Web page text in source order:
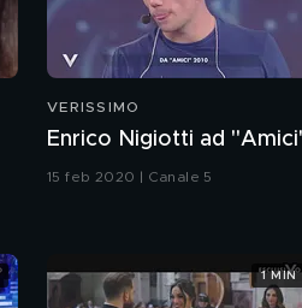
VERISSIMO
Enrico Nigiotti ad
15 feb 2020 | Canale 5
1 MIN